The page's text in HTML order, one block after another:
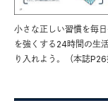
小さな正しい習慣を毎
を強くする24時間の生
り入れよう。（本誌P26